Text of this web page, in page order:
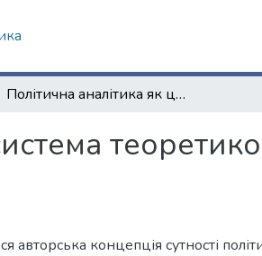
Політична аналітика як цілісна система теоретико-прикладного наукового знання
авторська концепція сутності